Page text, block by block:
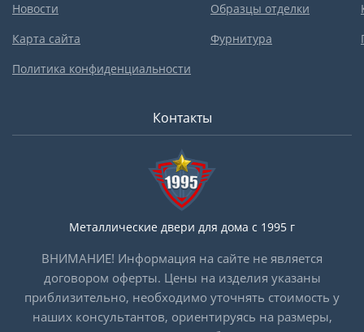
Новости
Карта сайта
Политика конфиденциальности
Образцы отделки
Фурнитура
Контакты
Металлические двери для дома с 1995 г
ВНИМАНИЕ! Информация на сайте не является
договором оферты. Цены на изделия указаны
приблизительно, необходимо уточнять стоимость у
наших консультантов, ориентируясь на размеры,